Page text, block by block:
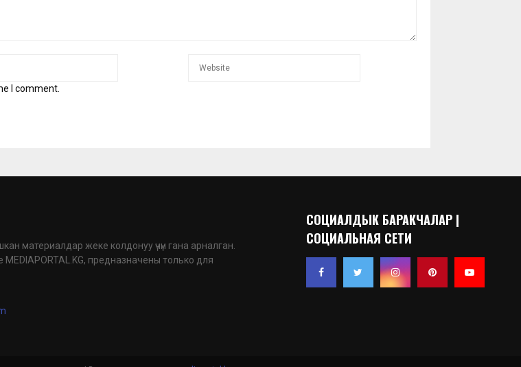
I comment.
материалдар жеке колдонуу үчүн гана арналган.
предназначены только для
СОЦИАЛДЫК БАРАКЧАЛАР |
СОЦИАЛЬНАЯ СЕТИ